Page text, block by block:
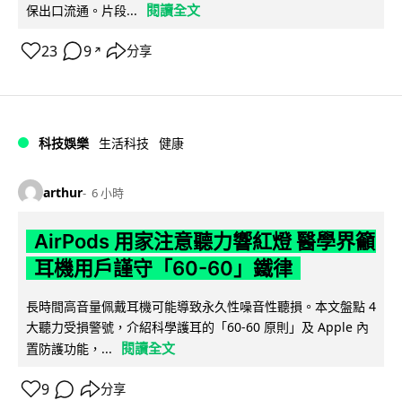
保出口流通。片段...
閱讀全文
23 9 ↗ 分享
科技娛樂 生活科技 健康
arthur 6 小時
AirPods 用家注意聽力響紅燈 醫學界籲
耳機用戶謹守「60-60」鐵律
長時間高音量佩戴耳機可能導致永久性噪音性聽損。本文盤點 4
大聽力受損警號，介紹科學護耳的「60-60 原則」及 Apple 內
置防護功能，...
閱讀全文
9 分享